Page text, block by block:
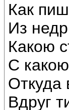
Как
Из
Какою
С
Откуда
Вдруг